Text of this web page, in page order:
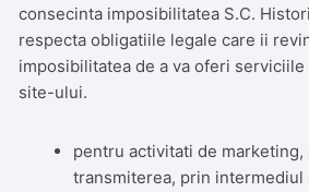
consecinta imposibilitatea S.C.
respecta obligatiile legale care ii
imposibilitatea de a va oferi
site-ului.
pentru activitati de
transmiterea, prin intermediul